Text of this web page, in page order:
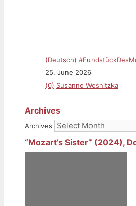
(Deutsch)
25. June 2026
(0) Susanne Wosnitzka
Archives
Archives
“Mozart’s Sister” (2024),